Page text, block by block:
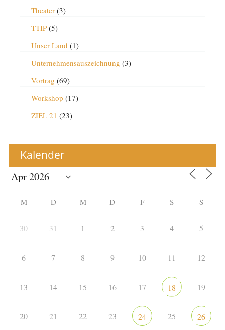
Theater(3)
TTIP(5)
Unser Land (1)
Unternehmensauszeichnung (3)
Vortrag (69)
Workshop (17)
ZIEL 21 (23)
Kalender
M D M D F S S
30 31 1 2 3 4 5
6 7 8 9 10 11 12
13 14 15 16 17 18 19
20 21 22 23 24 25 26